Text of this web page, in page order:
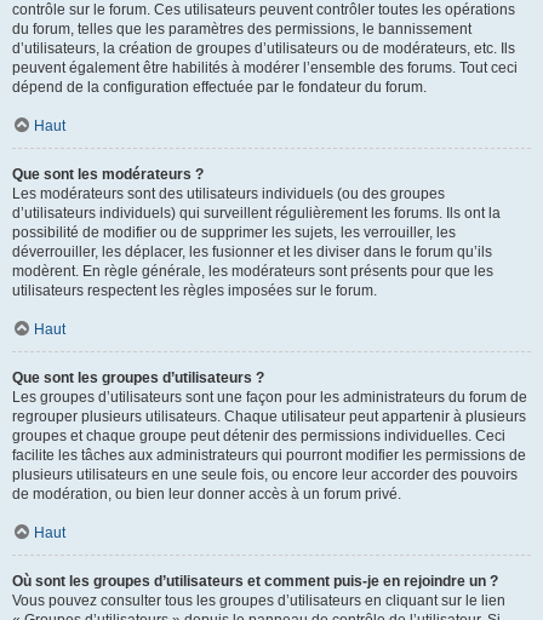
contrôle sur le forum. Ces utilisateurs peuvent contrôler toutes les opérations
du forum, telles que les paramètres des permissions, le bannissement
d’utilisateurs, la création de groupes d’utilisateurs ou de modérateurs, etc. Ils
peuvent également être habilités à modérer l’ensemble des forums. Tout ceci
dépend de la configuration effectuée par le fondateur du forum.
Haut
Que sont les modérateurs ?
Les modérateurs sont des utilisateurs individuels (ou des groupes
d’utilisateurs individuels) qui surveillent régulièrement les forums. Ils ont la
possibilité de modifier ou de supprimer les sujets, les verrouiller, les
déverrouiller, les déplacer, les fusionner et les diviser dans le forum qu’ils
modèrent. En règle générale, les modérateurs sont présents pour que les
utilisateurs respectent les règles imposées sur le forum.
Haut
Que sont les groupes d’utilisateurs ?
Les groupes d’utilisateurs sont une façon pour les administrateurs du forum de
regrouper plusieurs utilisateurs. Chaque utilisateur peut appartenir à plusieurs
groupes et chaque groupe peut détenir des permissions individuelles. Ceci
facilite les tâches aux administrateurs qui pourront modifier les permissions de
plusieurs utilisateurs en une seule fois, ou encore leur accorder des pouvoirs
de modération, ou bien leur donner accès à un forum privé.
Haut
Où sont les groupes d’utilisateurs et comment puis-je en rejoindre un ?
Vous pouvez consulter tous les groupes d’utilisateurs en cliquant sur le lien